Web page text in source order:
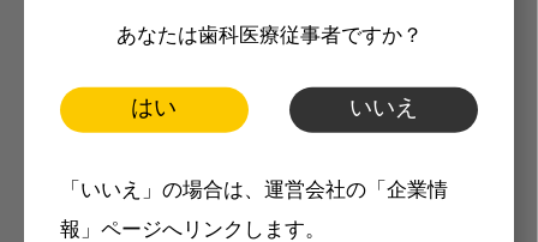
あなたは歯科医療従事者ですか？
はい いいえ
「いいえ」の場合は、運営会社の「企業情
報」ページへリンクします。
製品価格も閲覧可能